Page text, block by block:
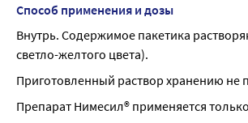
Способ применения и дозы
Внутрь. Содержимое пакетика
светло-желтого цвета).
Приготовленный раствор хранению не
Препарат Нимесил® применяется